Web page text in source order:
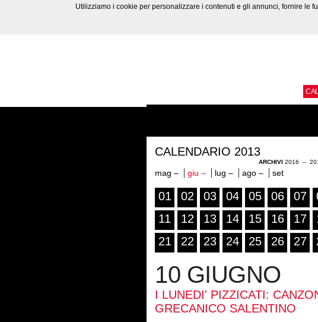
CALENDARIO 2013
ARCHIVI 2016 –
mag – giu – lug – ago – set
01 02 03 04 05 06 07
11
12 13 14 15 16 17
21
22 23 24 25 26 27
10 GIUGNO
I LUNEDI' PIZZICATI:
GRECANICO SALENTINO
Utilizziamo i cookie per personalizzare i contenuti e gli annunci, fornire le